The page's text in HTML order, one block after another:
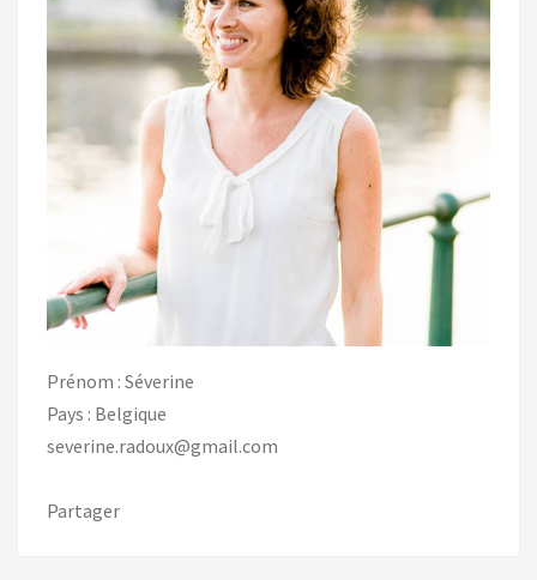
Prénom : Séverine
Pays : Belgique
severine.radoux@gmail.com
Partager